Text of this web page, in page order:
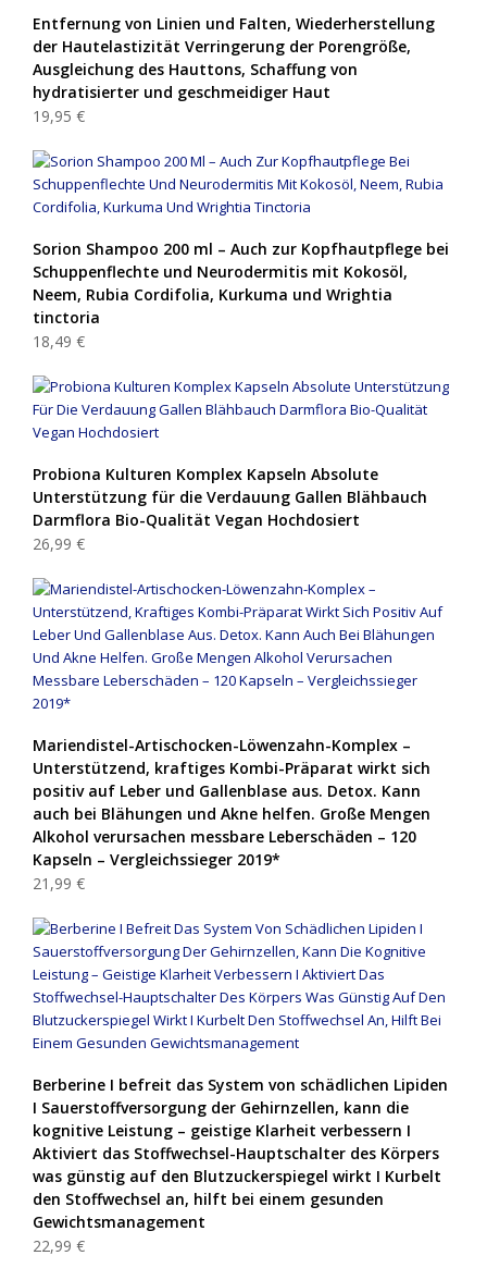
Entfernung von Linien und Falten, Wiederherstellung
der Hautelastizität Verringerung der Porengröße,
Ausgleichung des Hauttons, Schaffung von
hydratisierter und geschmeidiger Haut
19,95 €
Sorion Shampoo 200 ml – Auch zur Kopfhautpflege bei
Schuppenflechte und Neurodermitis mit Kokosöl,
Neem, Rubia Cordifolia, Kurkuma und Wrightia
tinctoria
18,49 €
Probiona Kulturen Komplex Kapseln Absolute
Unterstützung für die Verdauung Gallen Blähbauch
Darmflora Bio-Qualität Vegan Hochdosiert
26,99 €
Mariendistel-Artischocken-Löwenzahn-Komplex –
Unterstützend, kraftiges Kombi-Präparat wirkt sich
positiv auf Leber und Gallenblase aus. Detox. Kann
auch bei Blähungen und Akne helfen. Große Mengen
Alkohol verursachen messbare Leberschäden – 120
Kapseln – Vergleichssieger 2019*
21,99 €
Berberine I befreit das System von schädlichen Lipiden
I Sauerstoffversorgung der Gehirnzellen, kann die
kognitive Leistung – geistige Klarheit verbessern I
Aktiviert das Stoffwechsel-Hauptschalter des Körpers
was günstig auf den Blutzuckerspiegel wirkt I Kurbelt
den Stoffwechsel an, hilft bei einem gesunden
Gewichtsmanagement
22,99 €